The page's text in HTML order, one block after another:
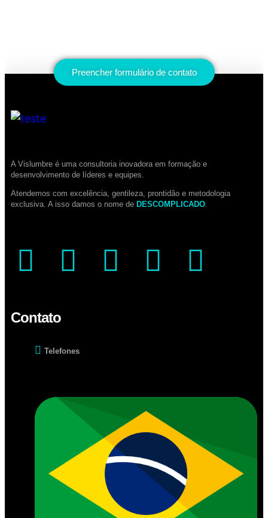
Preencher formulário de contato
A Vislumbre é uma consultoria inovadora em formação e
desenvolvimento de líderes e equipes.
Atendemos com excelência, gentileza, prontidão e metodologia
exclusiva. A isso damos o nome de DESCOMPLICADO.
Contato
Telefones